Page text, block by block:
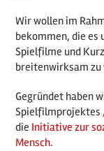
Wir wollen im
bekommen, die es
Spielfilme und
breitenwirksam
Gegründet haben
Spielfilmprojektes
die Initiative zur
Mensch.